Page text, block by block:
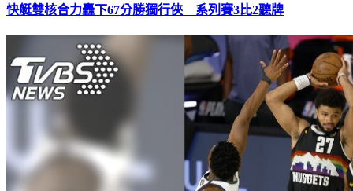
快艇雙核合力轟下67分勝獨行俠 系列賽3比2聽牌